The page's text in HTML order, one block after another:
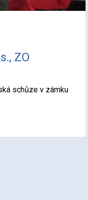
ZO
schůze v zámku